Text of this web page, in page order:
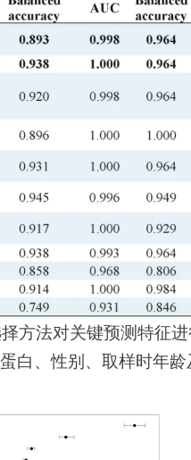
方法对关键预测特征进
白、性别、取样时年龄